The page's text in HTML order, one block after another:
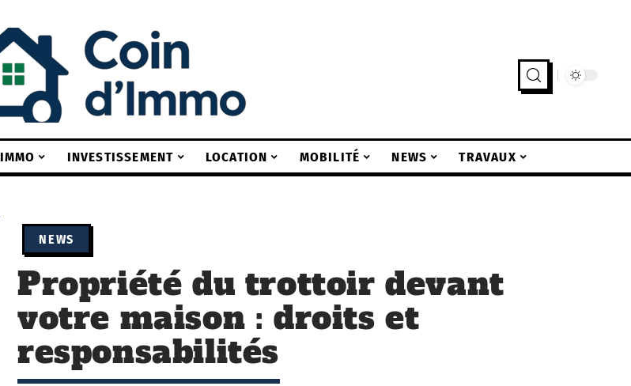
IMMO INVESTISSEMENT LOCATION MOBILITÉ NEWS TRAVAUX
NEWS
Propriété du trottoir devant
votre maison : droits et
responsabilités